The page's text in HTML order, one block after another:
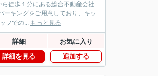
徒歩１分にある総合不動産会社
ーキングをご用意しており、キッ
フでの... もっと見る
詳細 お気に入り
詳細を見る 追加する